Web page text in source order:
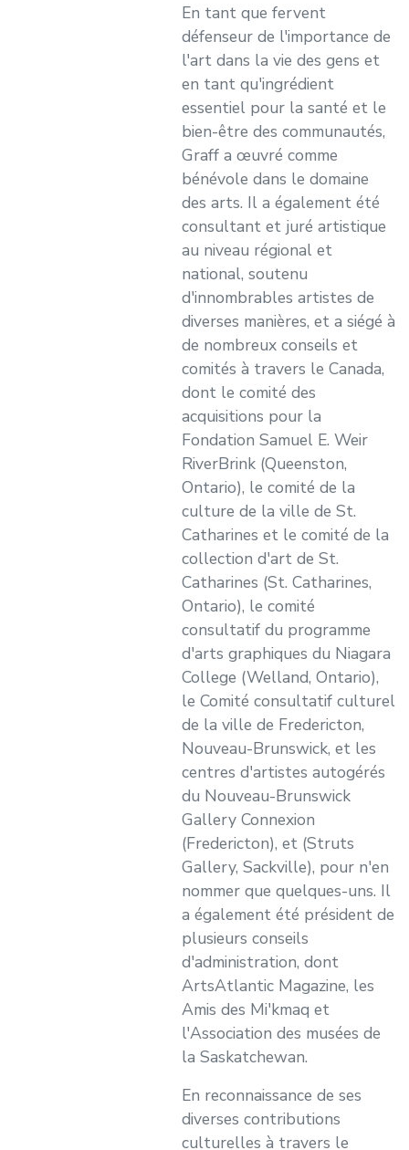
En tant que fervent
défenseur de l'importance de
l'art dans la vie des gens et
en tant qu'ingrédient
essentiel pour la santé et le
bien-être des communautés,
Graff a œuvré comme
bénévole dans le domaine
des arts. Il a également été
consultant et juré artistique
au niveau régional et
national, soutenu
d'innombrables artistes de
diverses manières, et a siégé à
de nombreux conseils et
comités à travers le Canada,
dont le comité des
acquisitions pour la
Fondation Samuel E. Weir
RiverBrink (Queenston,
Ontario), le comité de la
culture de la ville de St.
Catharines et le comité de la
collection d'art de St.
Catharines (St. Catharines,
Ontario), le comité
consultatif du programme
d'arts graphiques du Niagara
College (Welland, Ontario),
le Comité consultatif culturel
de la ville de Fredericton,
Nouveau-Brunswick, et les
centres d'artistes autogérés
du Nouveau-Brunswick
Gallery Connexion
(Fredericton), et (Struts
Gallery, Sackville), pour n'en
nommer que quelques-uns. Il
a également été président de
plusieurs conseils
d'administration, dont
ArtsAtlantic Magazine, les
Amis des Mi'kmaq et
l'Association des musées de
la Saskatchewan.
En reconnaissance de ses
diverses contributions
culturelles à travers le